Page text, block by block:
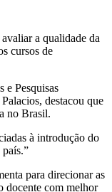
a qualidade da
cursos de
e Pesquisas
destacou que
no Brasil.
à introdução do
para direcionar as
docente com melhor